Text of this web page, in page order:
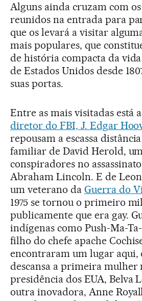
Alguns ainda cruzam com
reunidos na entrada para
que os levará a visitar
mais populares, que
de história compacta da
de Estados Unidos desde
suas portas.
Entre as mais visitadas está
diretor do FBI, J. Edgar
repousam a escassa
familiar de David Herold,
conspiradores no
Abraham Lincoln. E de
um veterano da Guerra do
1975 se tornou o primeiro
publicamente que era gay.
indígenas como Push-Ma-
filho do chefe apache
encontraram um lugar aqui,
descansa a primeira mulher
presidência dos EUA, Belva
outra inovadora, Anne